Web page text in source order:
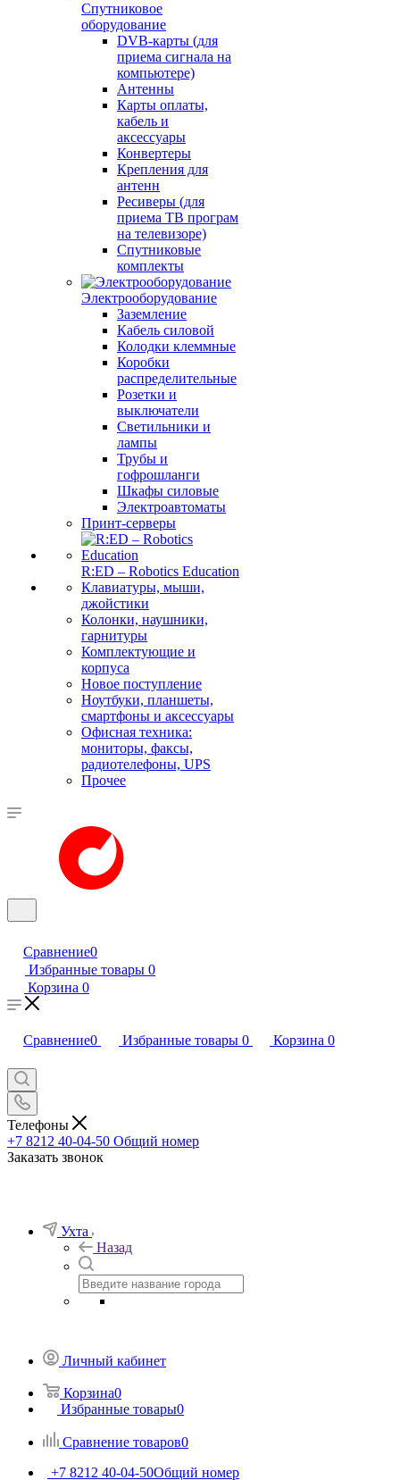
Спутниковое
оборудование
DVB-карты (для
приема сигнала на
компьютере)
Антенны
Карты оплаты,
кабель и
аксессуары
Конвертеры
Крепления для
антенн
Ресиверы (для
приема ТВ програм
на телевизоре)
Спутниковые
комплекты
Электрооборудование
Заземление
Кабель силовой
Колодки клеммные
Коробки
распределительные
Розетки и
выключатели
Светильники и
лампы
Трубы и
гофрошланги
Шкафы силовые
Электроавтоматы
Принт-серверы
R:ED – Robotics Education
Клавиатуры, мыши,
джойстики
Колонки, наушники,
гарнитуры
Комплектующие и
корпуса
Новое поступление
Ноутбуки, планшеты,
смартфоны и аксессуары
Офисная техника:
мониторы, факсы,
радиотелефоны, UPS
Прочее
Сравнение0
Избранные товары 0
Корзина 0
Сравнение0 Избранные товары 0 Корзина 0
Телефоны
+7 8212 40-04-50 Общий номер
Заказать звонок
Ухта
Назад
Личный кабинет
Корзина0
Избранные товары0
Сравнение товаров0
+7 8212 40-04-50Общий номер